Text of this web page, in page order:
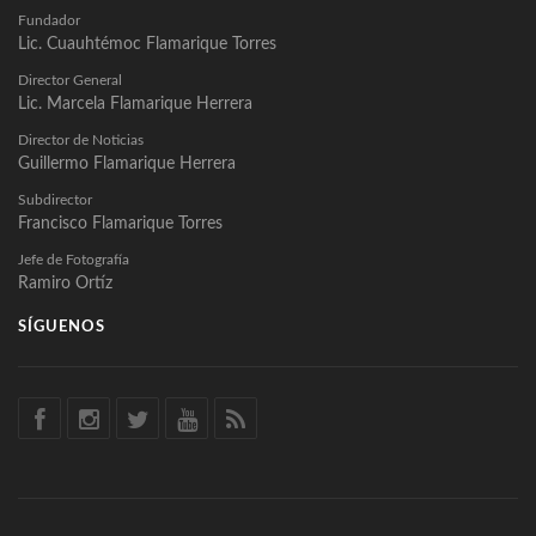
Fundador
Lic. Cuauhtémoc Flamarique Torres
Director General
Lic. Marcela Flamarique Herrera
Director de Noticias
Guillermo Flamarique Herrera
Subdirector
Francisco Flamarique Torres
Jefe de Fotografía
Ramiro Ortíz
SÍGUENOS